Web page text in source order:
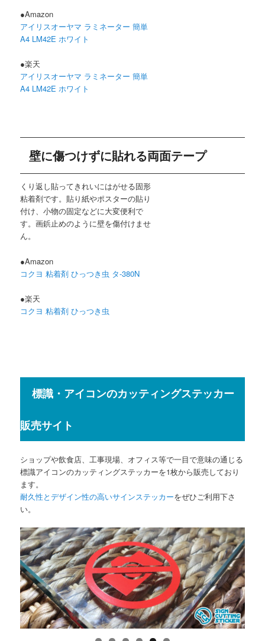
●Amazon
アイリスオーヤマ ラミネーター 簡単
A4 LM42E ホワイト
●楽天
アイリスオーヤマ ラミネーター 簡単
A4 LM42E ホワイト
壁に傷つけずに貼れる両面テープ
くり返し貼ってきれいにはがせる固形
粘着剤です。貼り紙やポスターの貼り
付け、小物の固定などに大変便利で
す。画鋲止めのように壁を傷付けませ
ん。
●Amazon
コクヨ 粘着剤 ひっつき虫 タ-380N
●楽天
コクヨ 粘着剤 ひっつき虫
標識・アイコンのカッティングステッカー
販売サイト
ショップや飲食店、工事現場、オフィス等で一目で意味の通じる
標識アイコンのカッティングステッカーを1枚から販売しており
ます。
耐久性とデザイン性の高いサインステッカーをぜひご利用下さ
い。